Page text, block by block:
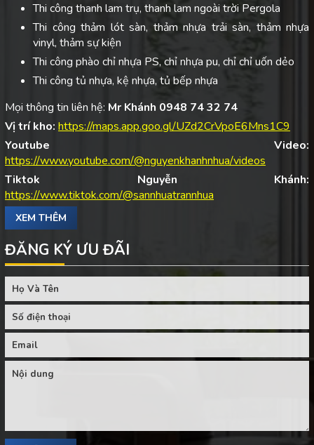
Thi công thanh lam trụ, thanh lam ngoài trời Pergola
Thi công thảm lót sàn, thảm nhựa trải sàn, thảm nhựa
vinyl, thảm sự kiện
Thi công phào chỉ nhựa PS, chỉ nhựa pu, chỉ chỉ uốn dẻo
Thi công tủ nhựa, kệ nhựa, tủ bếp nhựa
Mọi thông tin liên hệ: Mr Khánh 0948 74 32 74
Vị trí kho: https://maps.app.goo.gl/UZd2CrVpoE6Mns1C9
Youtube Video:
https://www.youtube.com/@nguyenkhanhnhua/videos
Tiktok Nguyễn Khánh:
https://www.tiktok.com/@sannhuatrannhua
XEM THÊM
ĐĂNG KÝ ƯU ĐÃI